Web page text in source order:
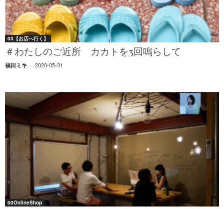
03【お店へ行く】
＃わたしのご近所 カカトを3回鳴らして
福田ミキ - 2020-05-31
00OnlineShop